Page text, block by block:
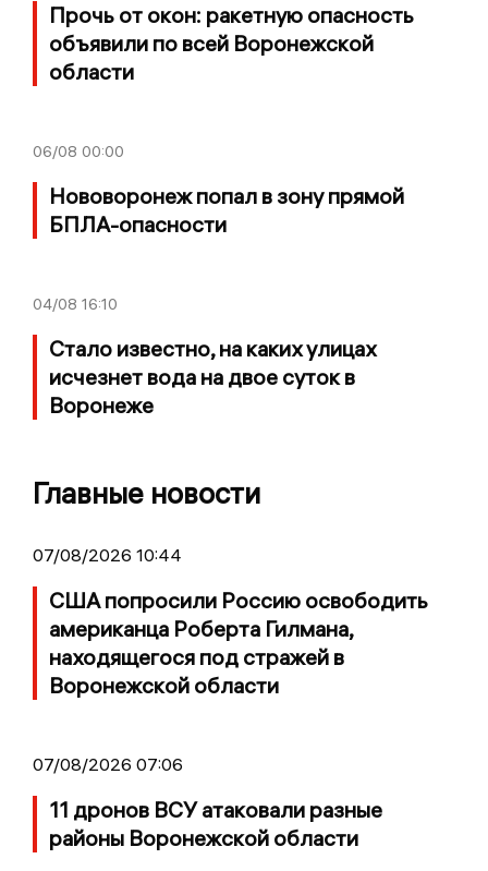
Прочь от окон: ракетную опасность
объявили по всей Воронежской
области
06/08 00:00
Нововоронеж попал в зону прямой
БПЛА-опасности
04/08 16:10
Стало известно, на каких улицах
исчезнет вода на двое суток в
Воронеже
Главные новости
07/08/2026 10:44
США попросили Россию освободить
американца Роберта Гилмана,
находящегося под стражей в
Воронежской области
07/08/2026 07:06
11 дронов ВСУ атаковали разные
районы Воронежской области